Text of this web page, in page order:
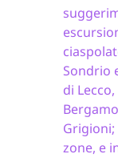
Sondrio
di
zone, e